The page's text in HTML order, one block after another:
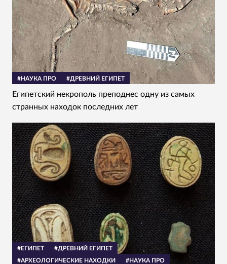
#НАУКА ПРО #ДРЕВНИЙ ЕГИПЕТ
Египетский некрополь преподнес одну из самых
странных находок последних лет
#ЕГИПЕТ
#ДРЕВНИЙ ЕГИПЕТ
#АРХЕОЛОГИЧЕСКИЕ НАХОДКИ
#НАУКА ПРО